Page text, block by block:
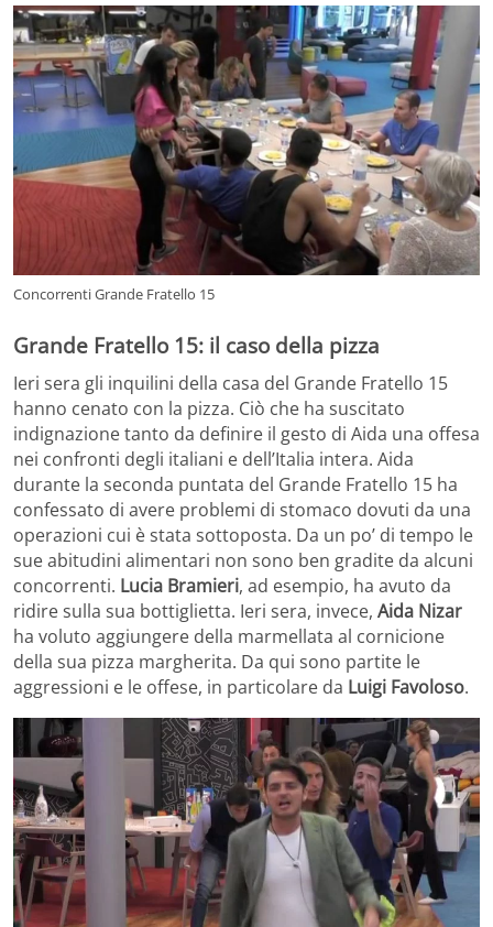
Concorrenti Grande Fratello 15
Grande Fratello 15: il caso della pizza
Ieri sera gli inquilini della casa del Grande Fratello 15
hanno cenato con la pizza. Ciò che ha suscitato
indignazione tanto da definire il gesto di Aida una offesa
nei confronti degli italiani e dell’Italia intera. Aida
durante la seconda puntata del Grande Fratello 15 ha
confessato di avere problemi di stomaco dovuti da una
operazioni cui è stata sottoposta. Da un po’ di tempo le
sue abitudini alimentari non sono ben gradite da alcuni
concorrenti. Lucia Bramieri, ad esempio, ha avuto da
ridire sulla sua bottiglietta. Ieri sera, invece, Aida Nizar
ha voluto aggiungere della marmellata al cornicione
della sua pizza margherita. Da qui sono partite le
aggressioni e le offese, in particolare da Luigi Favoloso.